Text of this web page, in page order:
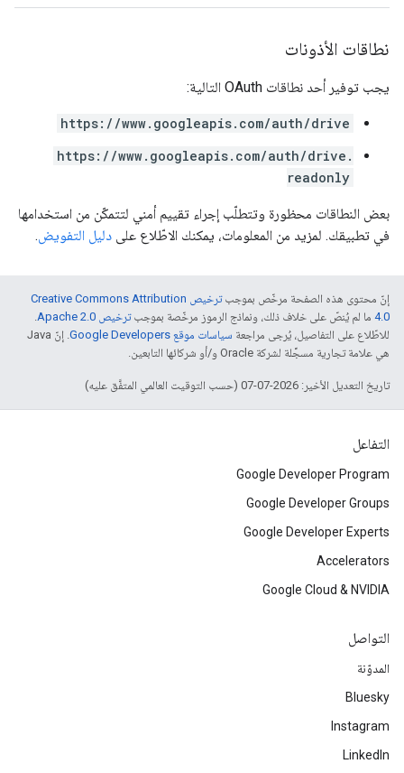
نطاقات الأذونات
يجب توفير أحد نطاقات OAuth التالية:
https://www.googleapis.com/auth/drive
https://www.googleapis.com/auth/drive.
readonly
بعض النطاقات محظورة وتتطلّب إجراء تقييم أمني لتتمكّن من استخدامها
في تطبيقك. لمزيد من المعلومات، يمكنك الاطّلاع على دليل التفويض.
إنّ محتوى هذه الصفحة مرخّص بموجب
ترخيص Creative Commons Attribution
4.0‏ ما لم يُنصّ على خلاف ذلك، ونماذج الرموز مرخّصة بموجبترخيص Apache 2.0‏
.
للاطّلاع على التفاصيل، يُرجى مراجعة سياسات موقع Google Developers‏
. إنّ Java
هي علامة تجارية مسجَّلة لشركة Oracle و/أو شركائها التابعين.
تاريخ التعديل الأخير: 2026-07-07 (حسب التوقيت العالمي المتفَّق عليه)
التفاعل
Google Developer Program
Google Developer Groups
Google Developer Experts
Accelerators
Google Cloud & NVIDIA
التواصل
المدوّنة
Bluesky
Instagram
LinkedIn